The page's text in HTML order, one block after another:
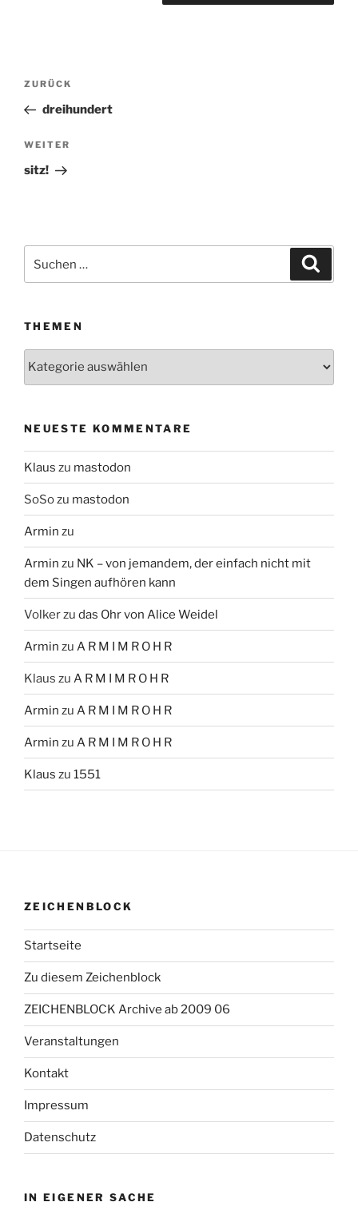
Beitragsnavigation
Vorheriger
Beitrag
ZURÜCK
dreihundert
Nächster
Beitrag
WEITER
sitz!
THEMEN
Themen
NEUESTE KOMMENTARE
Klaus zu mastodon
SoSozu mastodon
Armin zu
Armin zu NK – von jemandem, der einfach nicht mit
dem Singen aufhören kann
Volkerzu das Ohr von Alice Weidel
Armin zu A R M I M R O H R
Klaus zu A R M I M R O H R
Armin zu A R M I M R O H R
Armin zu A R M I M R O H R
Klaus zu 1551
ZEICHENBLOCK
Startseite
Zu diesem Zeichenblock
ZEICHENBLOCK Archive ab 2009 06
Veranstaltungen
Kontakt
Impressum
Datenschutz
IN EIGENER SACHE